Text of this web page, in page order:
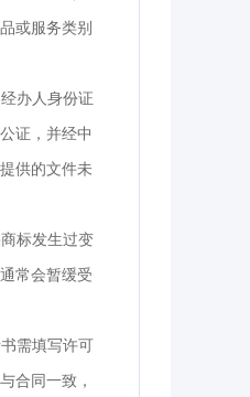
或服务类别
办人身份证
证，并经中
供的文件未
标发生过变
常会暂缓受
需填写许可
合同一致，